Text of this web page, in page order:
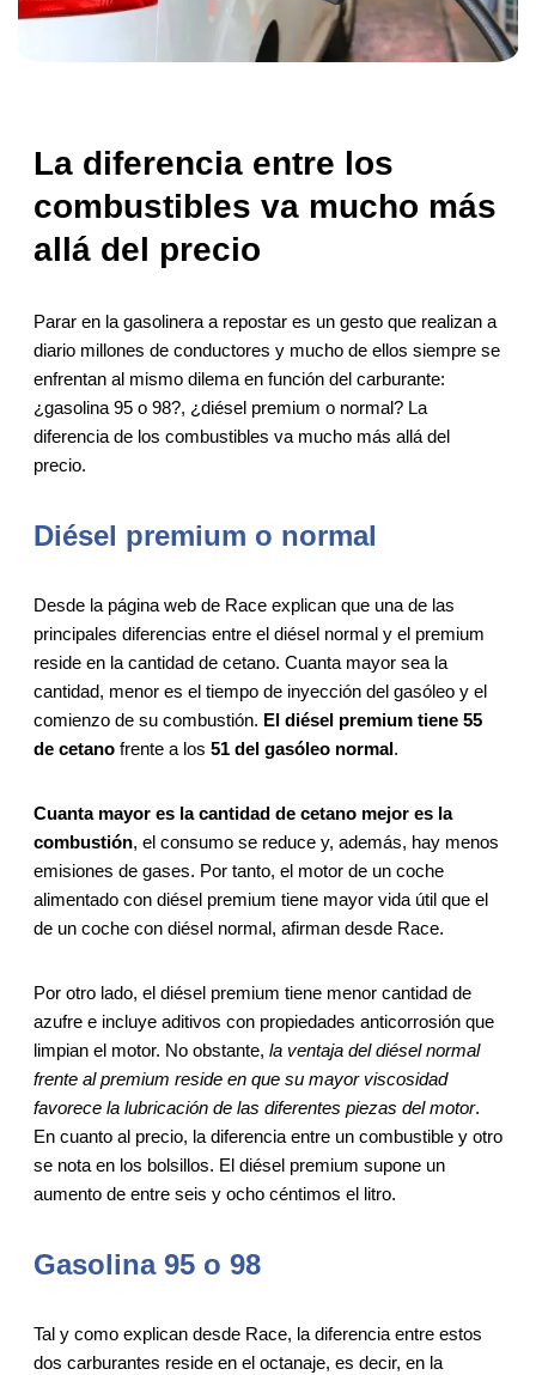
La diferencia entre los
combustibles va mucho más
allá del precio
Parar en la gasolinera a repostar es un gesto que realizan a
diario millones de conductores y mucho de ellos siempre se
enfrentan al mismo dilema en función del carburante:
¿gasolina 95 o 98?, ¿diésel premium o normal? La
diferencia de los combustibles va mucho más allá del
precio.
Diésel premium o normal
Desde la página web de Race explican que una de las
principales diferencias entre el diésel normal y el premium
reside en la cantidad de cetano. Cuanta mayor sea la
cantidad, menor es el tiempo de inyección del gasóleo y el
comienzo de su combustión. El diésel premium tiene 55
de cetanofrente a los 51 del gasóleo normal .
Cuanta mayor es la cantidad de cetano mejor es la
combustión, el consumo se reduce y, además, hay menos
emisiones de gases. Por tanto, el motor de un coche
alimentado con diésel premium tiene mayor vida útil que el
de un coche con diésel normal, afirman desde Race.
Por otro lado, el diésel premium tiene menor cantidad de
azufre e incluye aditivos con propiedades anticorrosión que
limpian el motor. No obstante, la ventaja del diésel normal
frente al premium reside en que su mayor viscosidad
favorece la lubricación de las diferentes piezas del motor.
En cuanto al precio, la diferencia entre un combustible y otro
se nota en los bolsillos. El diésel premium supone un
aumento de entre seis y ocho céntimos el litro.
Gasolina 95 o 98
Tal y como explican desde Race, la diferencia entre estos
dos carburantes reside en el octanaje, es decir, en la